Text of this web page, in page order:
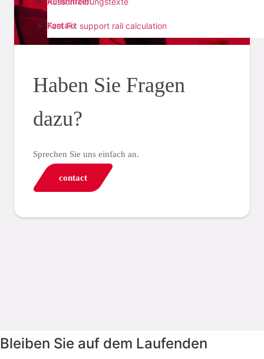
Fast Fix support rail calculation
Kontakt
Haben Sie Fragen
dazu?
Sprechen Sie uns einfach an.
contact
Bleiben Sie auf dem Laufenden